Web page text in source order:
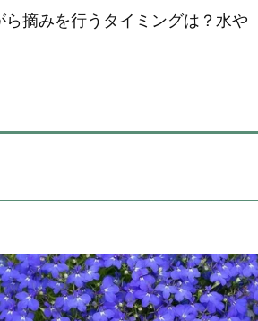
摘みを行うタイミングは？水や